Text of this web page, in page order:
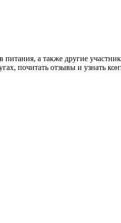
а также другие
почитать отзывы и узнать